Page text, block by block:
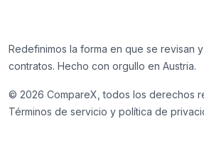
Redefinimos la forma en que se revisan
contratos. Hecho con orgullo en Austria.
© 2026 CompareX, todos los derechos
Términos de servicio y política de